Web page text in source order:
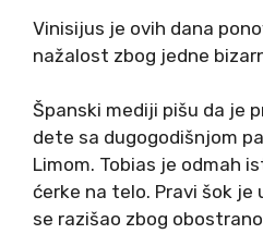
Vinisijus je ovih dana
nažalost zbog jedne
Španski mediji pišu da je
dete sa dugogodišnjom
Limom. Tobias je odmah
ćerke na telo. Pravi šok je
se razišao zbog